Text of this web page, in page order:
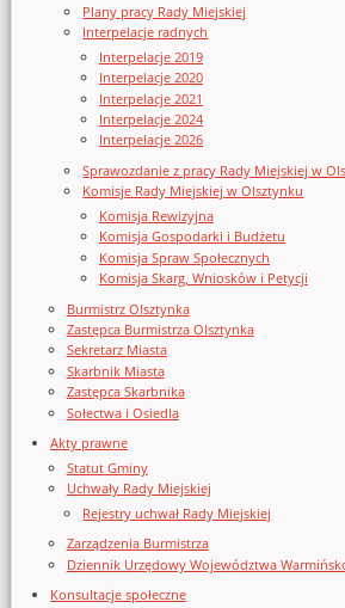
Plany pracy Rady Miejskiej
Interpelacje radnych
Interpelacje 2019
Interpelacje 2020
Interpelacje 2021
Interpelacje 2024
Interpelacje 2026
Sprawozdanie z pracy Rady Miejskiej w
Komisje Rady Miejskiej w Olsztynku
Komisja Rewizyjna
Komisja Gospodarki i Budżetu
Komisja Spraw Społecznych
Komisja Skarg, Wniosków i Petycji
Burmistrz Olsztynka
Zastępca Burmistrza Olsztynka
Sekretarz Miasta
Skarbnik Miasta
Zastępca Skarbnika
Sołectwa i Osiedla
Akty prawne
Statut Gminy
Uchwały Rady Miejskiej
Rejestry uchwał Rady Miejskiej
Zarządzenia Burmistrza
Dziennik Urzędowy Województwa
Konsultacje społeczne